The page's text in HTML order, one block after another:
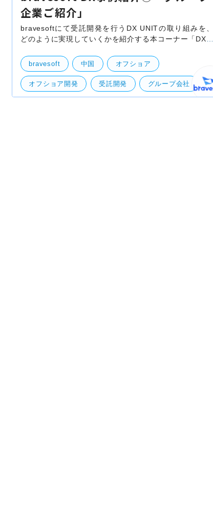
企業ご紹介」
bravesoftにて受託開発を行うDX UNITの取り組みを、
どのように実現していくかを紹介する本コーナー「DX事
介させて頂きます。 bravesoftは設立の翌年より中国で
bravesoft 中国 オフショア
オフショア開発 受託開発 グループ会社